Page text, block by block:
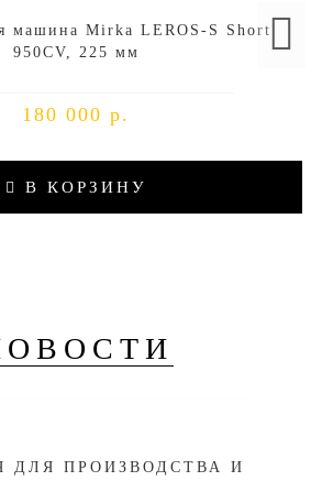
машина Mirka LEROS-S Short
950CV, 225 мм
180 000 р.
В КОРЗИНУ
ДЛЯ ПРОИЗВОДСТВА И